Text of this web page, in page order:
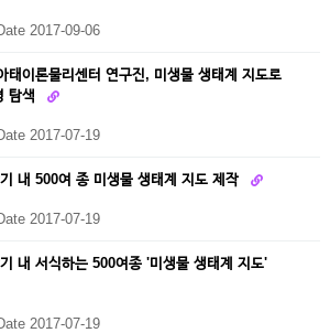
2017-09-06
태이론물리센터 연구진, 미생물 생태계 지도로
탐색
2017-07-19
내 500여 종 미생물 생태계 지도 제작
2017-07-19
내 서식하는 500여종 '미생물 생태계 지도'
2017-07-19